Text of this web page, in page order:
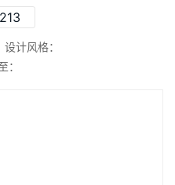
设计风格：
：